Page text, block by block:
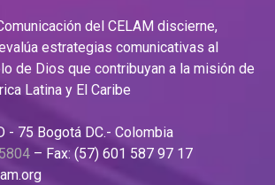
del CELAM discierne,
estrategias comunicativas al
de Dios que contribuyan a la misión de
Latina y El Caribe
- 75 Bogotá DC.- Colombia
– Fax: (57) 601 587 97 17